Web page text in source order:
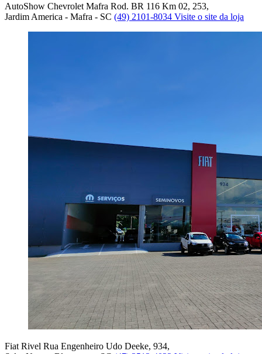
AutoShow Chevrolet Mafra Rod. BR 116 Km 02, 253,
Jardim America - Mafra - SC (49) 2101-8034 Visite o site da loja
Fiat Rivel Rua Engenheiro Udo Deeke, 934,